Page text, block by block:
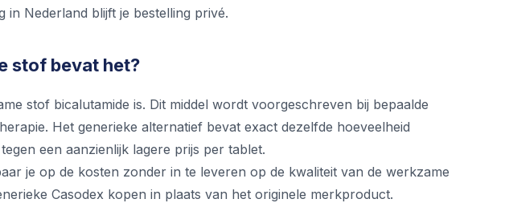
in Nederland blijft je bestelling privé.
stof bevat het?
stof bicalutamide is. Dit middel wordt voorgeschreven bij bepaalde
Het generieke alternatief bevat exact dezelfde hoeveelheid
een aanzienlijk lagere prijs per tablet.
je op de kosten zonder in te leveren op de kwaliteit van de werkzame
Casodex kopen in plaats van het originele merkproduct.